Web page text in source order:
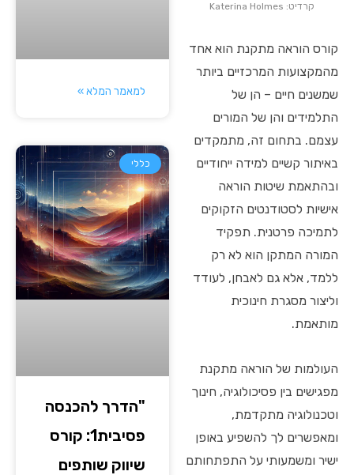
קרדיט: Katerina Holmes
קורס הוראה מתקנת הוא אחד
מהמקצועות המרכזיים ביותר
שמשנים חיים – הן של
התלמידים והן של המורים
עצמם. בתחום זה, מתמקדים
באיתור קשיים למידה ייחודיים
ובהתאמת שיטות הוראה
אישיות לסטודנטים הזקוקים
לתמיכה פרטנית. תפקיד
המורה המתקן הוא לא רק
ללמד, אלא גם לאבחן, לעודד
וליצור מסגרת חינוכית
מותאמת.
העולמות של הוראה מתקנת
מפגישים בין פסיכולוגיה, חינוך
וטכנולוגיה מתקדמת,
ומאפשרים לך להשפיע באופן
ישיר ומשמעותי על התפתחותם
למאמר המלא »
כללי
"הדרך להכנסה
פסיבית1: קורס
שיווק שותפים